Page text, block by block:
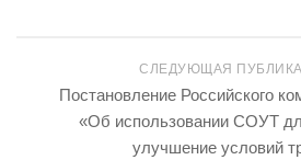
СЛЕДУЮЩАЯ
Постановление Российского
«Об использовании СОУТ
улучшение условий